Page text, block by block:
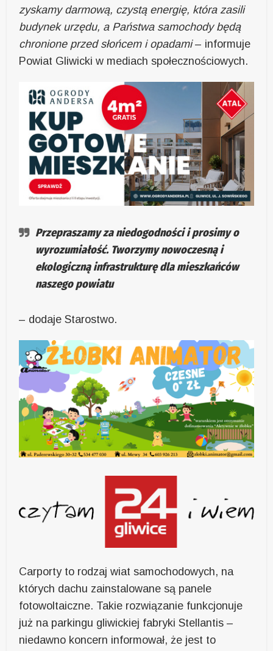
zyskamy darmową, czystą energię, która zasili
budynek urzędu, a Państwa samochody będą
chronione przed słońcem i opadami– informuje
Powiat Gliwicki w mediach społecznościowych.
Przepraszamy za niedogodności i prosimy o
wyrozumiałość. Tworzymy nowoczesną i
ekologiczną infrastrukturę dla mieszkańców
naszego powiatu
– dodaje Starostwo.
Carporty to rodzaj wiat samochodowych, na
których dachu zainstalowane są panele
fotowoltaiczne. Takie rozwiązanie funkcjonuje
już na parkingu gliwickiej fabryki Stellantis –
niedawno koncern informował, że jest to